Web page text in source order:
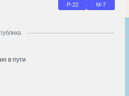
Р-22 М-7
в пути